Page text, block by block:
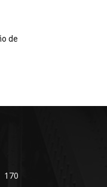
de
170